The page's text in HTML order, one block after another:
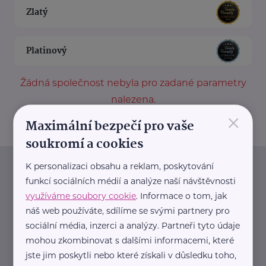
Zlatý
Platinový
Žádná společnost nebyla pro zadané parametry
nalezena.
Newsletter
Pravidelný přísun novinek, inspirace na každý den,
podpora pro rodiče i sdílení zkušeností. Takový je
Newsletter webu eMaminy.cz. Přihlaste se k jeho
odběru a čtěte o tématech, které vám pomohou
×
Maximální bezpečí pro vaše
soukromí a cookies
K personalizaci obsahu a reklam, poskytování
funkcí sociálních médií a analýze naší návštěvnosti
využíváme soubory cookie. Informace o tom, jak
náš web používáte, sdílíme se svými partnery pro
sociální média, inzerci a analýzy. Partneři tyto údaje
mohou zkombinovat s dalšími informacemi, které
jste jim poskytli nebo které získali v důsledku toho,